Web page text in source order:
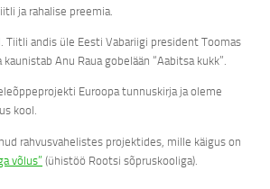
ja rahalise preemia.
Tiitli andis üle Eesti Vabariigi president Toomas
Anu Raua gobelään “Aabitsa kukk”.
Euroopa tunnuskirja ja oleme
kool.
rahvusvahelistes projektides, mille käigus on
võlus” (ühistöö Rootsi sõpruskooliga).